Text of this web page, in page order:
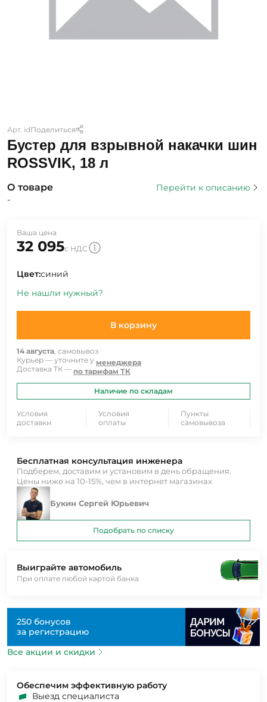
Арт. idПоделиться
Бустер для взрывной накачки шин
ROSSVIK, 18 л
О товаре
Перейти к описанию
-
Ваша цена
32 095с НДС
Цвет:синий
Не нашли нужный?
В корзину
14 августа, самовывоз
Курьер — уточните у менеджера
Доставка ТК — по тарифам ТК
Наличие по складам
Условия
доставки
Условия
оплаты
Пункты
самовывоза
Выиграйте автомобиль
При оплате любой картой банка
250 бонусов
за регистрацию
Все акции и скидки
Обеспечим эффективную работу
Выезд специалиста
Бесплатная консультация инженера
Подберем, доставим и установим в день обращения.
Цены ниже на 10-15%, чем в интернет магазинах
Букин Сергей Юрьевич
Подобрать по списку